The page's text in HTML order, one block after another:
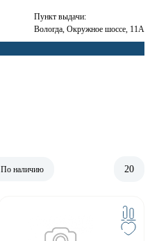
Пункт выдачи:
Вологда, Окружное шоссе, 11А
По наличию 20